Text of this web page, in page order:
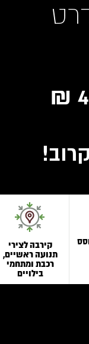
קירבה לצירי
תנועה ראשיים,
רכבת ומתחמי
בילויים